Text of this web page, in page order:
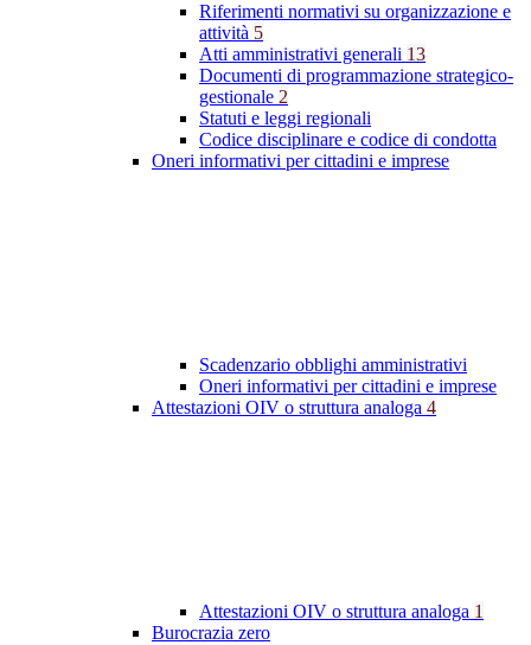
Riferimenti normativi su organizzazione e
attività 5
Atti amministrativi generali 13
Documenti di programmazione strategico-
gestionale 2
Statuti e leggi regionali
Codice disciplinare e codice di condotta
Oneri informativi per cittadini e imprese
Scadenzario obblighi amministrativi
Oneri informativi per cittadini e imprese
Attestazioni OIV o struttura analoga 4
Attestazioni OIV o struttura analoga 1
Burocrazia zero